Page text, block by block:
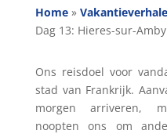
Home»
Dag 13: Hieres-sur-
Ons reisdoel voor
stad van Frankrijk.
morgen arriveren,
noopten ons om